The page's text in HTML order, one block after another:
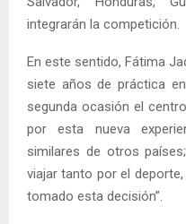
integrarán la competición.
En este sentido, Fátima
siete años de práctica
segunda ocasión el
por esta nueva
similares de otros
viajar tanto por el
tomado esta decisión”.